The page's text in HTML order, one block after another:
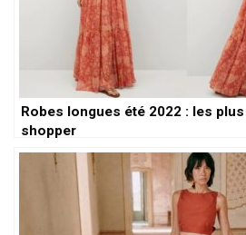
Robes longues été 2022 : les
shopper